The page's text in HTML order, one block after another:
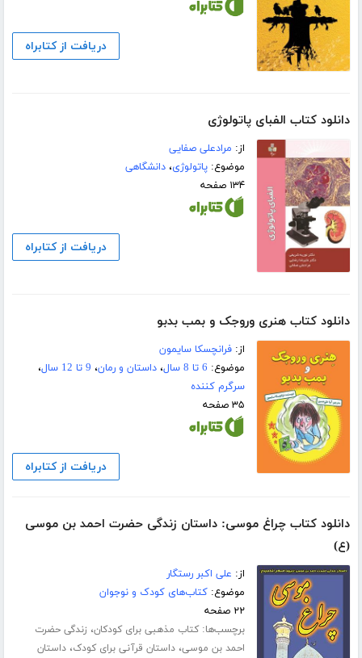
دریافت از کتابراه
دانلود کتاب الفبای پاتولوژی
از: مرادعلی صفایی
موضوع:پاتولوژی،دانشگاهی
۱۳۴ صفحه
دریافت از کتابراه
دانلود کتاب هنری وروجک و بمب بدبو
از:فرانچسکا سایمون
موضوع: 6 تا 8 سال ،داستان و رمان، 9 تا 12 سال
،
سرگرم کننده
۳۵ صفحه
دریافت از کتابراه
دانلود کتاب چراغ موسی: داستان زندگی حضرت احمد بن موسی
(ع)
از: علی اکبر رستگار
موضوع:کتاب‌های کودک و نوجوان
۲۲ صفحه
برچسب‌ها:کتاب مذهبی برای کودکان، زندگی حضرت
احمد بن موسی،داستان قرآنی برای کودک،داستان